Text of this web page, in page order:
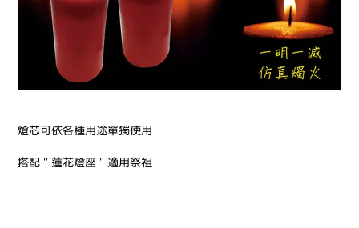
燈芯可依各種用途單獨使用
搭配＂蓮花燈座＂適用祭祖